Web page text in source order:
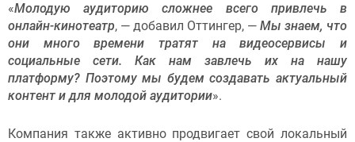
«Молодую аудиторию сложнее всего привлечь в
онлайн-кинотеатр, — добавил Оттингер, — Мы знаем, что
они много времени тратят на видеосервисы и
социальные сети. Как нам завлечь их на нашу
платформу? Поэтому мы будем создавать актуальный
контент и для молодой аудитории».
Компания также активно продвигает свой локальный